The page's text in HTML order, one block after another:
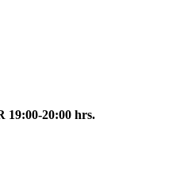
20:00 hrs.